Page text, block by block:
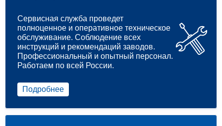
Сервисная служба проведет
полноценное и оперативное техническое
обслуживание. Соблюдение всех
инструкций и рекомендаций заводов.
Профессиональный и опытный персонал.
Работаем по всей России.
Подробнее